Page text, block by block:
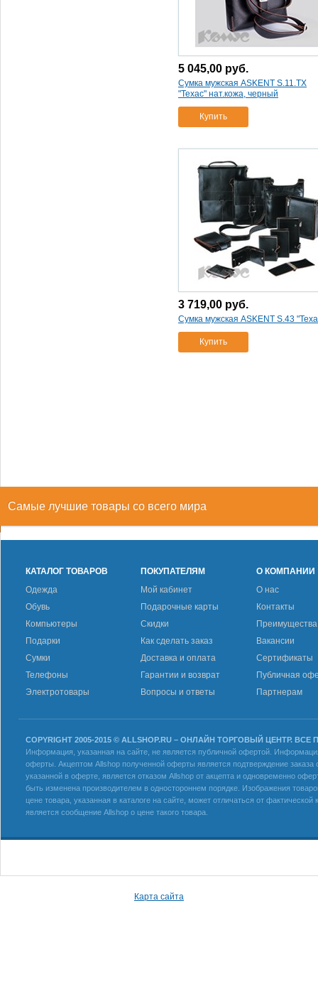
5 045,00 руб.
Сумка мужская ASKENT S.11.ТХ
"Техас" нат.кожа, черный
Купить
3 719,00 руб.
Сумка мужская ASKENT S.43
Купить
Самые лучшие товары со всего мира
КАТАЛОГ ТОВАРОВ
Одежда
Обувь
Компьютеры
Подарки
Сумки
Телефоны
Электротовары
ПОКУПАТЕЛЯМ
Мой кабинет
Подарочные карты
Скидки
Как сделать заказ
Доставка и оплата
Гарантии и возврат
Вопросы и ответы
О КОМПАНИИ
О нас
Контакты
Преимущества
Вакансии
Сертификаты
Публичная
Партнерам
COPYRIGHT 2005-2015 © ALLSHOP.RU – ОНЛАЙН ТОРГОВЫЙ ЦЕНТР.
Информация, указанная на сайте, не является публичной офертой.
оферты. Акцептом Allshop полученной оферты является подтверждение
указанной в оферте, является отказом Allshop от акцепта и одновременно
быть изменена производителем в одностороннем порядке. Изображения
цене товара, указанная в каталоге на сайте, может отличаться от
является сообщение Allshop о цене такого товара.
Карта сайта